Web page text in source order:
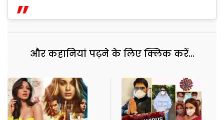
और कहानियां पढ़ने के लिए क्लिक करें...